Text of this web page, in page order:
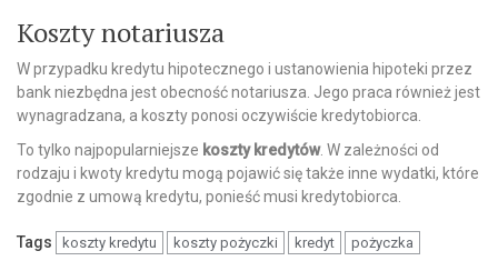
Koszty notariusza
W przypadku kredytu hipotecznego i ustanowienia hipoteki przez
bank niezbędna jest obecność notariusza. Jego praca również jest
wynagradzana, a koszty ponosi oczywiście kredytobiorca.
To tylko najpopularniejsze koszty kredytów. W zależności od
rodzaju i kwoty kredytu mogą pojawić się także inne wydatki, które
zgodnie z umową kredytu, ponieść musi kredytobiorca.
Tags koszty kredytu koszty pożyczki kredyt pożyczka